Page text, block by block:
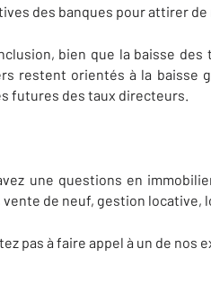
des banques pour attirer
bien que la baisse
restent orientés à la baisse
futures des taux directeurs.
une questions en
vente de neuf, gestion locative,
pas à faire appel à un de nos